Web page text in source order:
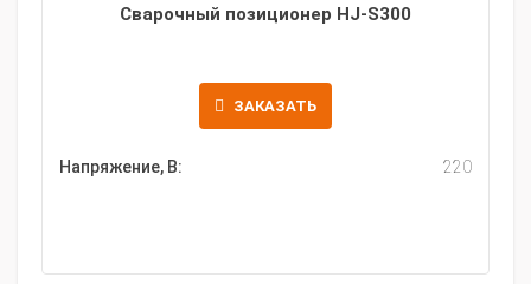
Сварочный позиционер HJ-S300
ЗАКАЗАТЬ
Напряжение, В: 220